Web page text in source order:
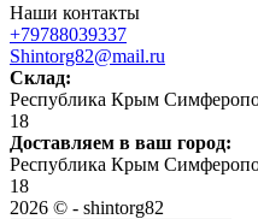
Наши контакты
+79788039337
Shintorg82@mail.ru
Склад:
Республика Крым
18
Доставляем в ваш город:
Республика Крым
18
2026 © - shintorg82